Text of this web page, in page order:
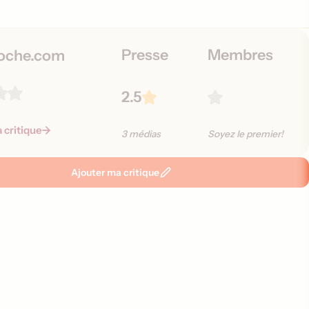
critique
Presse
2.5
3 médias
Membres
Soyez le premier!
Ajouter ma critique